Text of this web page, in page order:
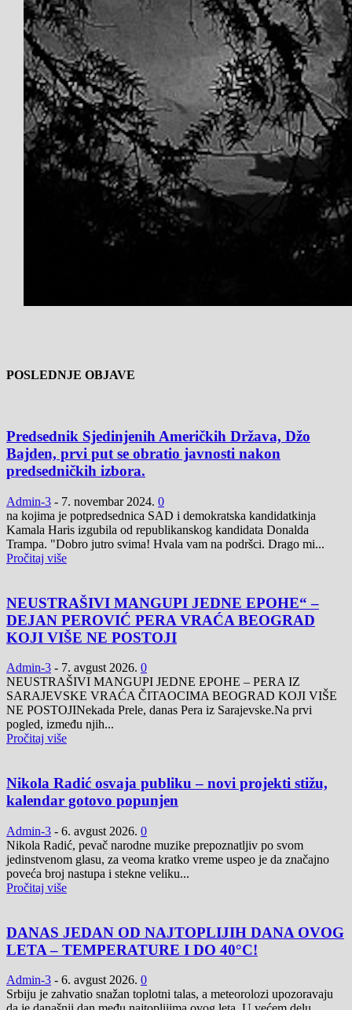
POSLEDNJE OBJAVE
Predsednik Sjedinjenih Američkih Država, Džo
Bajden, prvi put se obratio javnosti nakon
predsedničkih izbora.
Admin-3 - 7. novembar 2024. 0
na kojima je potpredsednica SAD i demokratska kandidatkinja
Kamala Haris izgubila od republikanskog kandidata Donalda
Trampa. "Dobro jutro svima! Hvala vam na podršci. Drago mi...
Pročitaj više
NEUSTRAŠIVI MANGUPI JEDNE EPOHE“ –
DEJAN PEROVIĆ PERA VRAĆA BEOGRAD
KOJI VIŠE NE POSTOJI
Admin-3 - 7. avgust 2026. 0
NEUSTRAŠIVI MANGUPI JEDNE EPOHE – PERA IZ
SARAJEVSKE VRAĆA ČITAOCIMA BEOGRAD KOJI VIŠE
NE POSTOJINekada Prele, danas Pera iz Sarajevske.Na prvi
pogled, između njih...
Pročitaj više
Nikola Radić osvaja publiku – novi projekti stižu,
kalendar gotovo popunjen
Admin-3 - 6. avgust 2026. 0
Nikola Radić, pevač narodne muzike prepoznatljiv po svom
jedinstvenom glasu, za veoma kratko vreme uspeo je da značajno
poveća broj nastupa i stekne veliku...
Pročitaj više
DANAS JEDAN OD NAJTOPLIJIH DANA OVOG
LETA – TEMPERATURE I DO 40°C!
Admin-3 - 6. avgust 2026. 0
Srbiju je zahvatio snažan toplotni talas, a meteorolozi upozoravaju